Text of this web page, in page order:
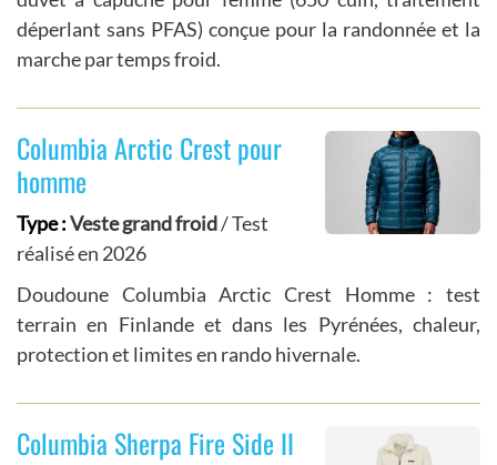
déperlant sans PFAS) conçue pour la randonnée et la
marche par temps froid.
Columbia Arctic Crest pour
homme
Type :Veste grand froid/ Test
réalisé en 2026
Doudoune Columbia Arctic Crest Homme : test
terrain en Finlande et dans les Pyrénées, chaleur,
protection et limites en rando hivernale.
Columbia Sherpa Fire Side II